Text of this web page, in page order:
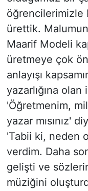
öğrencilerimizle
ürettik.
Maarif Modeli
üretmeye çok
anlayışı
yazarlığına
'Öğretmenim,
yazar mısınız'
'Tabii ki, neden
verdim. Daha
gelişti ve
müziğini